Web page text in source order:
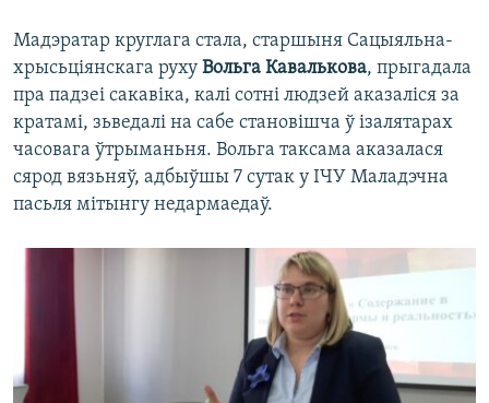
Мадэратар круглага стала, старшыня Сацыяльна-
хрысьціянскага руху Вольга Кавалькова, прыгадала
пра падзеі сакавіка, калі сотні людзей аказаліся за
кратамі, зьведалі на сабе становішча ў ізалятарах
часовага ўтрыманьня. Вольга таксама аказалася
сярод вязьняў, адбыўшы 7 сутак у ІЧУ Маладэчна
пасьля мітынгу недармаедаў.